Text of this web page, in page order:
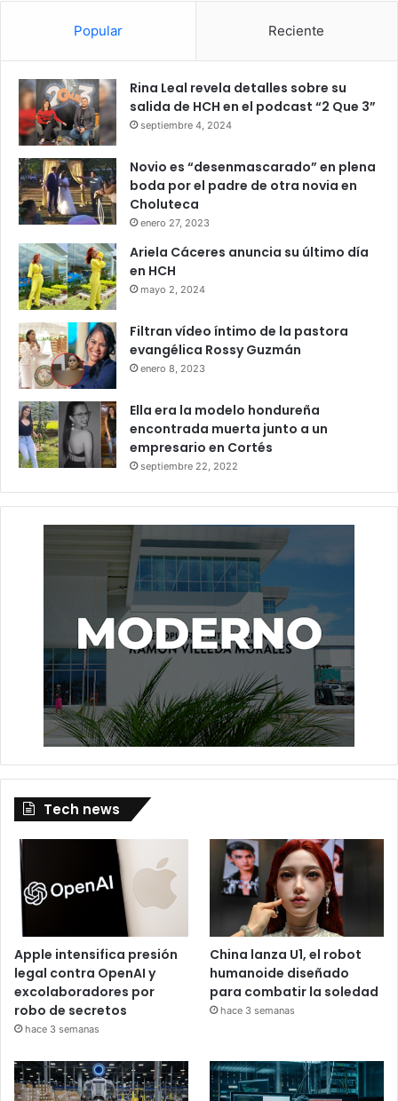
Popular Reciente
Rina Leal revela detalles sobre su
salida de HCH en el podcast “2 Que 3”
septiembre 4, 2024
Novio es “desenmascarado” en plena
boda por el padre de otra novia en
Choluteca
enero 27, 2023
Ariela Cáceres anuncia su último día
en HCH
mayo 2, 2024
Filtran vídeo íntimo de la pastora
evangélica Rossy Guzmán
enero 8, 2023
Ella era la modelo hondureña
encontrada muerta junto a un
empresario en Cortés
septiembre 22, 2022
Tech news
Apple intensifica presión
legal contra OpenAI y
excolaboradores por
robo de secretos
hace 3 semanas
China lanza U1, el robot
humanoide diseñado
para combatir la soledad
hace 3 semanas